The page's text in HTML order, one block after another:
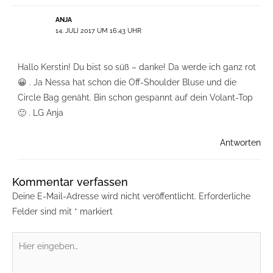
ANJA
14. JULI 2017 UM 16:43 UHR
Hallo Kerstin! Du bist so süß – danke! Da werde ich ganz rot
😀 . Ja Nessa hat schon die Off-Shoulder Bluse und die
Circle Bag genäht. Bin schon gespannt auf dein Volant-Top
🙂 . LG Anja
Antworten
Kommentar verfassen
Deine E-Mail-Adresse wird nicht veröffentlicht. Erforderliche
Felder sind mit * markiert
eingeben…